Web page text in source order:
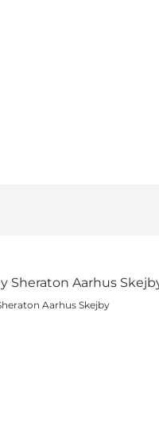
Aarhus Skejby